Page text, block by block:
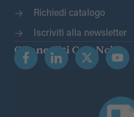
Richiedi catalogo
Iscriviti alla newsletter
Connettiti Con Noi